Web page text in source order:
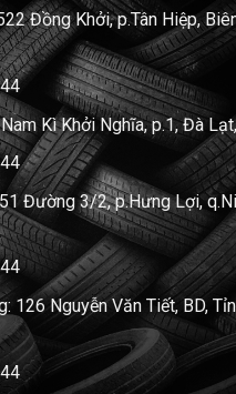
Đồng Khởi, p.Tân Hiệp,
Kì Khởi Nghĩa, p.1, Đà
Đường 3/2, p.Hưng Lợi,
126 Nguyễn Văn Tiết, BD,